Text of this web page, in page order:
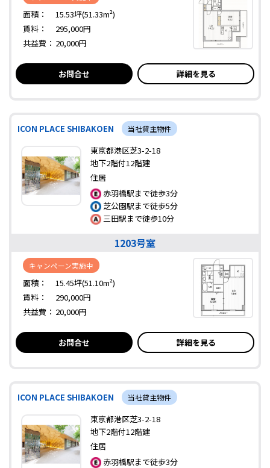
面積：
15.53坪(51.33m²)
賃料：
295,000円
共益費： 20,000円
お問合せ 詳細を見る
ICON PLACE SHIBAKOEN 当社貸主物件
東京都港区芝3-2-18
地下2階付12階建
住居
赤羽橋駅まで徒歩3分
芝公園駅まで徒歩5分
三田駅まで徒歩10分
1203号室
キャンペーン実施中
面積：
15.45坪(51.10m²)
賃料：
290,000円
共益費： 20,000円
お問合せ 詳細を見る
ICON PLACE SHIBAKOEN 当社貸主物件
東京都港区芝3-2-18
地下2階付12階建
住居
赤羽橋駅まで徒歩3分